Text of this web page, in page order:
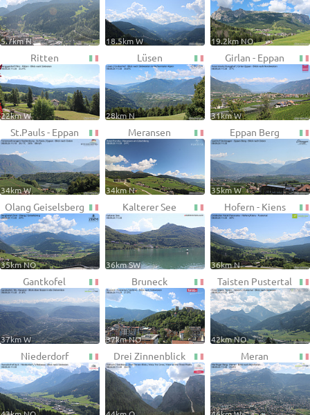
5.7km N 18.5km W 19.2km NO
Ritten
22km W
Lüsen
28km N
Girlan - Eppan
31km W
St.Pauls - Eppan
34km W
Meransen
34km N
Eppan Berg
35km W
Olang Geiselsberg
35km NO
Kalterer See
36km SW
Hofern - Kiens
36km N
Gantkofel
37km W
Bruneck
37km NO
Taisten Pustertal
42km NO
Niederdorf Drei Zinnenblick Meran